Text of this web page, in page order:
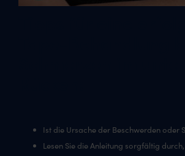
Ist die Ursache der Beschwerden oder
Lesen Sie die Anleitung sorgfältig